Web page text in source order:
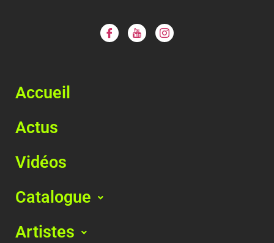
Accueil
Actus
Vidéos
Catalogue
Artistes